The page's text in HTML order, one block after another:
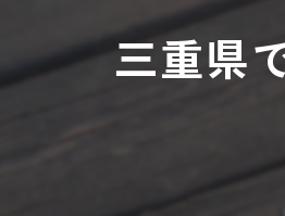
三重県